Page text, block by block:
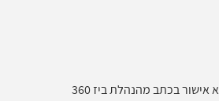
בכתב מהנהלת ביז 360